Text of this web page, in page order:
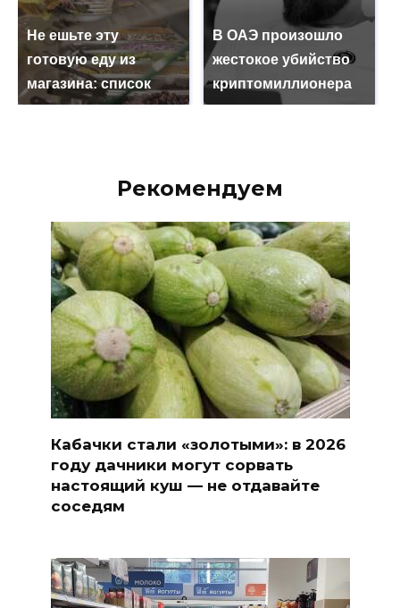
Не ешьте эту
готовую еду из
магазина: список
В ОАЭ произошло
жестокое убийство
криптомиллионера
Рекомендуем
Кабачки стали «золотыми»: в 2026
году дачники могут сорвать
настоящий куш — не отдавайте
соседям